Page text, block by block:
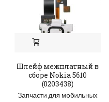
Шлейф межплатный в
сборе Nokia 5610
(0203438)
Запчасти для мобильных